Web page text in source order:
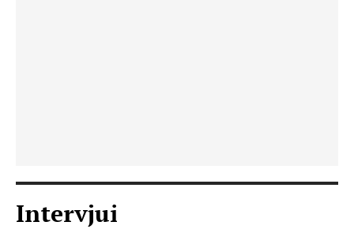
Intervjui